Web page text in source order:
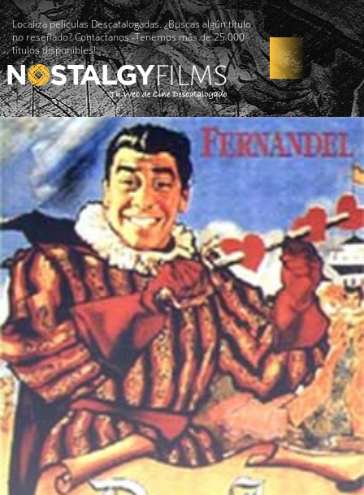
Localiza películas Descatalogadas. ¿Buscas algún título
no reseñado? Contáctanos -Tenemos más de 25.000
títulos disponibles!